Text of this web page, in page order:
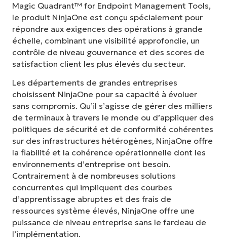
Magic Quadrant™ for Endpoint Management Tools,
le produit NinjaOne est conçu spécialement pour
répondre aux exigences des opérations à grande
échelle, combinant une visibilité approfondie, un
contrôle de niveau gouvernance et des scores de
satisfaction client les plus élevés du secteur.
Les départements de grandes entreprises
choisissent NinjaOne pour sa capacité à évoluer
sans compromis. Qu’il s’agisse de gérer des milliers
de terminaux à travers le monde ou d’appliquer des
politiques de sécurité et de conformité cohérentes
sur des infrastructures hétérogènes, NinjaOne offre
la fiabilité et la cohérence opérationnelle dont les
environnements d’entreprise ont besoin.
Contrairement à de nombreuses solutions
concurrentes qui impliquent des courbes
d’apprentissage abruptes et des frais de
ressources système élevés, NinjaOne offre une
puissance de niveau entreprise sans le fardeau de
l’implémentation.